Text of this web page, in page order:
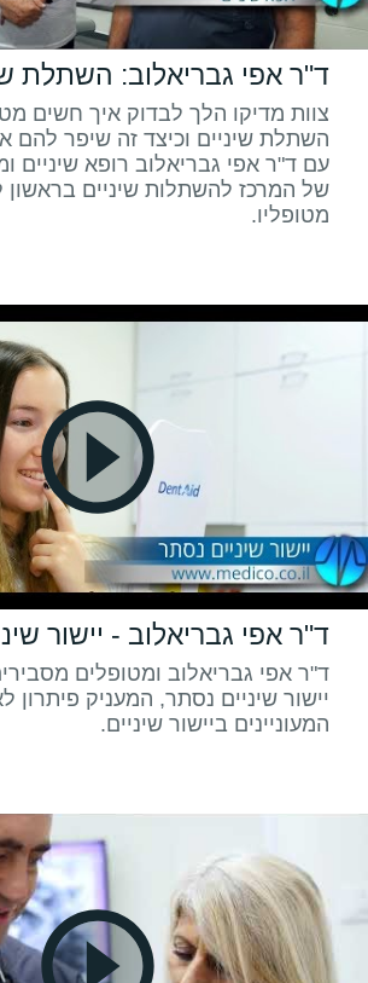
ד"ר אפי גבריאלוב: השתלת
צוות מדיקו הלך לבדוק איך חשים
השתלת שיניים וכיצד זה שיפר להם
עם ד"ר אפי גבריאלוב רופא שיניים
של המרכז להשתלות שיניים בראשון
מטופליו.
ד"ר אפי גבריאלוב - יישור
ד"ר אפי גבריאלוב ומטופלים
יישור שיניים נסתר, המעניק פיתרון
המעוניינים ביישור שיניים.